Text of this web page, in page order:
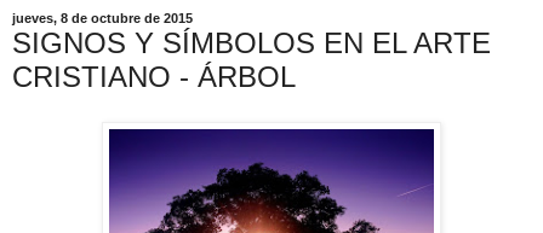
jueves, 8 de octubre de 2015
SIGNOS Y SÍMBOLOS EN EL ARTE
CRISTIANO - ÁRBOL